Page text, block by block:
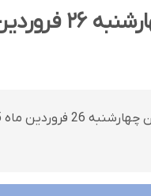
فال فرشتگان | پیام مثبت فرشتگان برای